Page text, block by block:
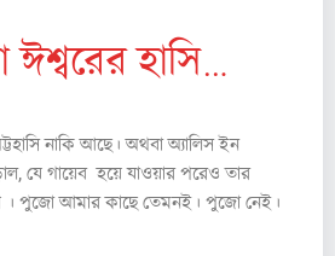
ঈশ্বরের হাসি…
নাকি আছে। অথবা অ্যালিস ইন
যে গায়েব হয়ে যাওয়ার পরেও তার
। পুজো আমার কাছে তেমনই। পুজো নেই।